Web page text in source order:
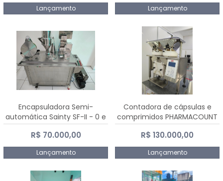
Lançamento Lançamento
Encapsuladora Semi-
automática Sainty SF-II - 0 e
00
R$ 70.000,00
Lançamento
Contadora de cápsulas e
comprimidos PHARMACOUNT
- 2-2R3
R$ 130.000,00
Lançamento